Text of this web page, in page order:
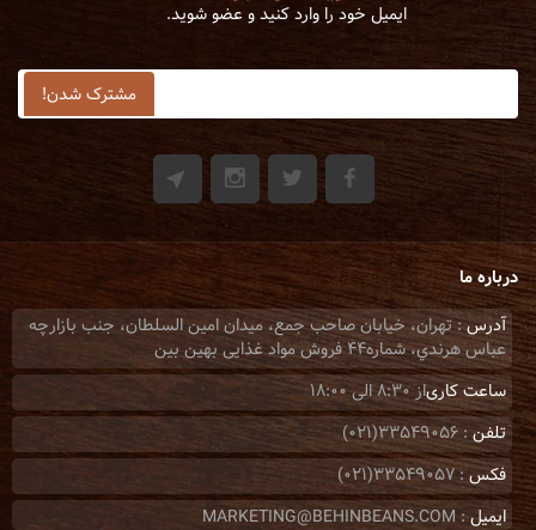
ایمیل خود را وارد کنید و عضو شوید.
درباره ما
آدرس: تهران، خيابان صاحب جمع، ميدان امين السلطان، جنب بازارچه
عباس هرندي، شماره44 فروش مواد غذایی بهین بین
ساعت کاریاز 8:30 الی 18:00
تلفن : 33549056(021)
فکس: 33549057(021)
ایمیل: MARKETING@BEHINBEANS.COM